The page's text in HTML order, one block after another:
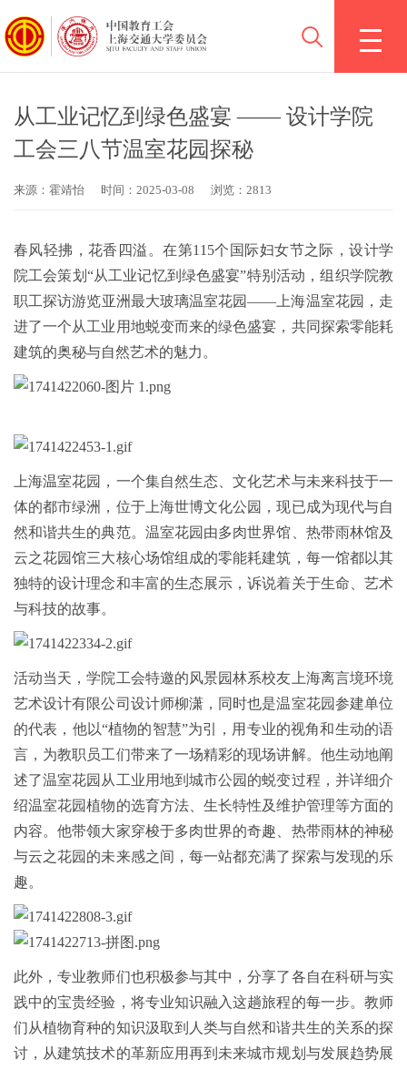
从工业记忆到绿色盛宴 —— 设计学院
工会三八节温室花园探秘
来源：霍靖怡 时间：2025-03-08 浏览：2813
春风轻拂，花香四溢。在第115个国际妇女节之际，设计学
院工会策划“从工业记忆到绿色盛宴”特别活动，组织学院教
职工探访游览亚洲最大玻璃温室花园——上海温室花园，走
进了一个从工业用地蜕变而来的绿色盛宴，共同探索零能耗
建筑的奥秘与自然艺术的魅力。
上海温室花园，一个集自然生态、文化艺术与未来科技于一
体的都市绿洲，位于上海世博文化公园，现已成为现代与自
然和谐共生的典范。温室花园由多肉世界馆、热带雨林馆及
云之花园馆三大核心场馆组成的零能耗建筑，每一馆都以其
独特的设计理念和丰富的生态展示，诉说着关于生命、艺术
与科技的故事。
活动当天，学院工会特邀的风景园林系校友上海离言境环境
艺术设计有限公司设计师柳潇，同时也是温室花园参建单位
的代表，他以“植物的智慧”为引，用专业的视角和生动的语
言，为教职员工们带来了一场精彩的现场讲解。他生动地阐
述了温室花园从工业用地到城市公园的蜕变过程，并详细介
绍温室花园植物的选育方法、生长特性及维护管理等方面的
内容。他带领大家穿梭于多肉世界的奇趣、热带雨林的神秘
与云之花园的未来感之间，每一站都充满了探索与发现的乐
趣。
此外，专业教师们也积极参与其中，分享了各自在科研与实
践中的宝贵经验，将专业知识融入这趟旅程的每一步。教师
们从植物育种的知识汲取到人类与自然和谐共生的关系的探
讨，从建筑技术的革新应用再到未来城市规划与发展趋势展